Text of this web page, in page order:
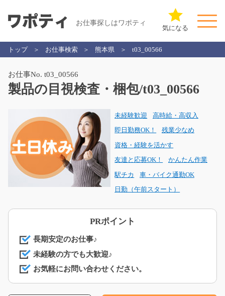
お仕事探しはワポティ
気になる
トップ お仕事検索 熊本県 t03_00566
お仕事No. t03_00566
製品の目視検査・梱包/t03_00566
未経験歓迎 高時給・高収入
即日勤務OK！ 残業少なめ
資格・経験を活かす
友達と応募OK！ かんたん作業
駅チカ 車・バイク通勤OK
日勤（午前スタート）
PRポイント
長期安定のお仕事♪
未経験の方でも大歓迎♪
お気軽にお問い合わせください。